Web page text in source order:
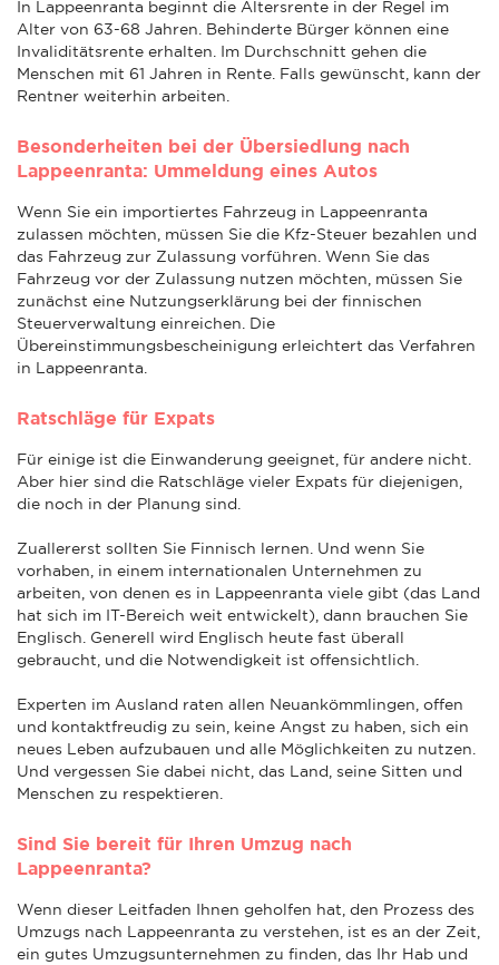
In Lappeenranta beginnt die Altersrente in der Regel im
Alter von 63-68 Jahren. Behinderte Bürger können eine
Invaliditätsrente erhalten. Im Durchschnitt gehen die
Menschen mit 61 Jahren in Rente. Falls gewünscht, kann der
Rentner weiterhin arbeiten.
Besonderheiten bei der Übersiedlung nach
Lappeenranta: Ummeldung eines Autos
Wenn Sie ein importiertes Fahrzeug in Lappeenranta
zulassen möchten, müssen Sie die Kfz-Steuer bezahlen und
das Fahrzeug zur Zulassung vorführen. Wenn Sie das
Fahrzeug vor der Zulassung nutzen möchten, müssen Sie
zunächst eine Nutzungserklärung bei der finnischen
Steuerverwaltung einreichen. Die
Übereinstimmungsbescheinigung erleichtert das Verfahren
in Lappeenranta.
Ratschläge für Expats
Für einige ist die Einwanderung geeignet, für andere nicht.
Aber hier sind die Ratschläge vieler Expats für diejenigen,
die noch in der Planung sind.
Zuallererst sollten Sie Finnisch lernen. Und wenn Sie
vorhaben, in einem internationalen Unternehmen zu
arbeiten, von denen es in Lappeenranta viele gibt (das Land
hat sich im IT-Bereich weit entwickelt), dann brauchen Sie
Englisch. Generell wird Englisch heute fast überall
gebraucht, und die Notwendigkeit ist offensichtlich.
Experten im Ausland raten allen Neuankömmlingen, offen
und kontaktfreudig zu sein, keine Angst zu haben, sich ein
neues Leben aufzubauen und alle Möglichkeiten zu nutzen.
Und vergessen Sie dabei nicht, das Land, seine Sitten und
Menschen zu respektieren.
Sind Sie bereit für Ihren Umzug nach
Lappeenranta?
Wenn dieser Leitfaden Ihnen geholfen hat, den Prozess des
Umzugs nach Lappeenranta zu verstehen, ist es an der Zeit,
ein gutes Umzugsunternehmen zu finden, das Ihr Hab und